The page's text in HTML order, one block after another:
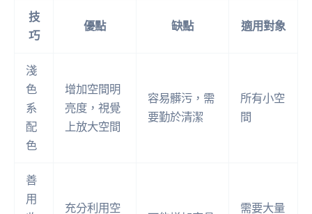
技
巧
優點 缺點 適用對象
淺
色
系
配
色
增加空間明
亮度，視覺
上放大空間
容易髒污，需
要勤於清潔
所有小空
間
善
用
充分利用空
需要大量